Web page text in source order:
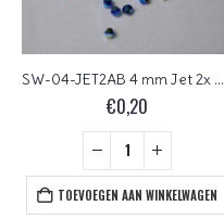
SW-04-JET2AB 4 mm Jet 2x AB Swarovski Element Bicones
€0,20
TOEVOEGEN AAN WINKELWAGEN